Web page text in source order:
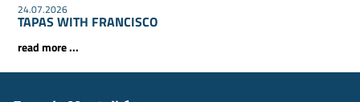
24.07.2026
TAPAS WITH FRANCISCO
read more ...